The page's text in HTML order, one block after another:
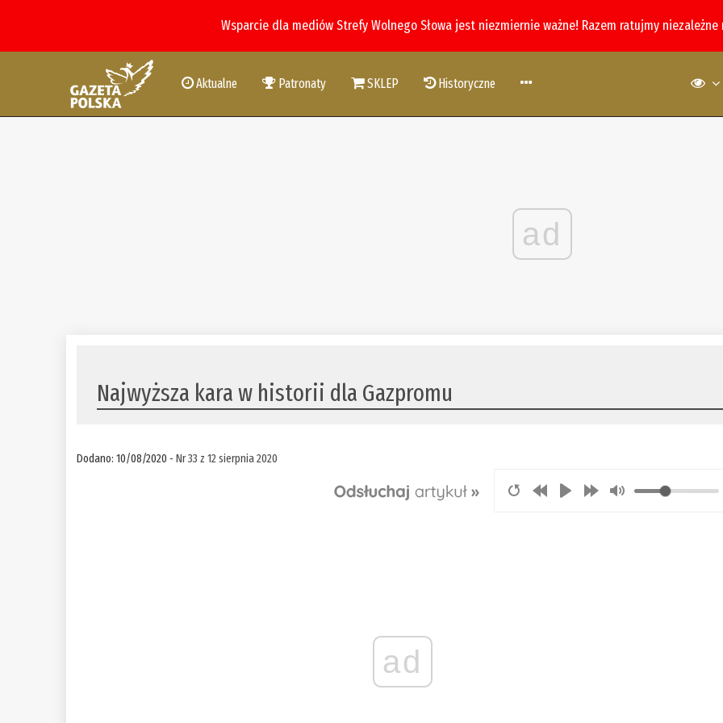
Wsparcie dla mediów Strefy Wolnego Słowa jest niezmiernie ważne! Razem ratujmy
Aktualne Patronaty SKLEP Historyczne
ad
Najwyższa kara w historii dla Gazpromu
Dodano: 10/08/2020 -Nr 33 z 12 sierpnia 2020
ad